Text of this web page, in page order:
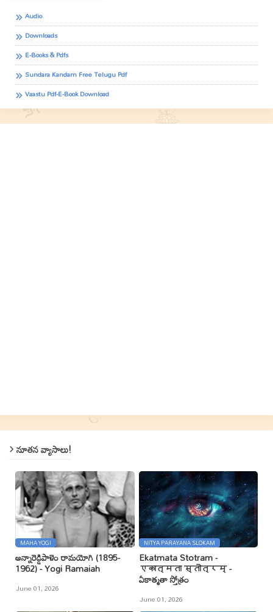
Audio
Downloads
E-Books & Pdfs
Sundara Kandam Free Telugu Pdf
Vaastu Pdf-E-Book Download
నూతన వ్యాసాలు!
MAHA YOGI
అన్నారెడ్డిపాళెం రామయోగి (1895-
1962) - Yogi Ramaiah
June 01, 2026
NITYA PARAYANA SLOKAM
Ekatmata Stotram -
एकात्मता स्तोत्रम् -
ఏకాత్మతా స్తోత్రం
June 01, 2026